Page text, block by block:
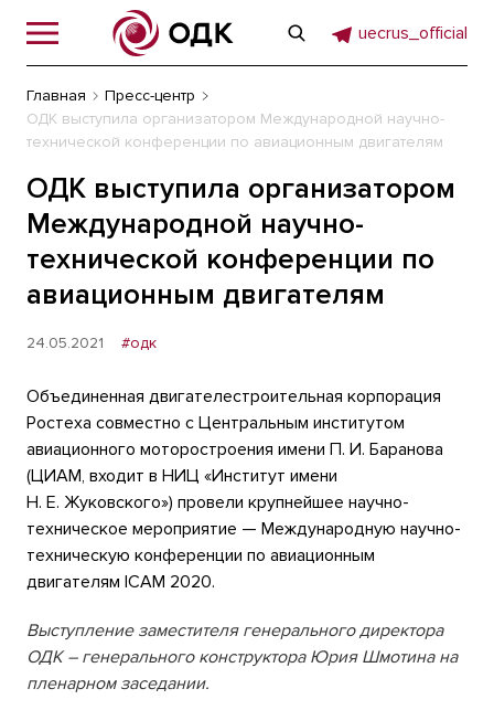
uecrus_official
Главная
Пресс-центр
ОДК выступила организатором Международной научно-
технической конференции по авиационным двигателям
ОДК выступила организатором
Международной научно-
технической конференции по
авиационным двигателям
24.05.2021 #одк
Объединенная двигателестроительная корпорация
Ростеха совместно с Центральным институтом
авиационного моторостроения имени П. И. Баранова
(ЦИАМ, входит в НИЦ «Институт имени
Н. Е. Жуковского») провели крупнейшее научно-
техническое мероприятие — Международную научно-
техническую конференции по авиационным
двигателям ICAM 2020.
Выступление заместителя генерального директора
ОДК – генерального конструктора Юрия Шмотина на
пленарном заседании.